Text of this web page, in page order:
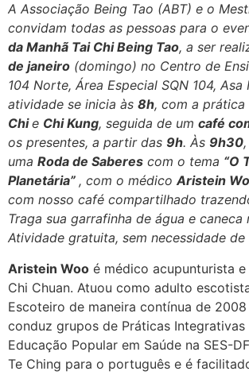
A Associação Being Tao (ABT) e o
convidam todas as pessoas para o
da Manhã Tai Chi Being Tao, a ser
de janeiro (domingo) no Centro de
104 Norte, Área Especial SQN 104, Asa
atividade se inicia às 8h, com a
Chie Chi Kung, seguida de um café
os presentes, a partir das 9h. Às 9h30
uma Roda de Saberes com o tema “O
Planetária” , com o médicoAristein
com nosso café compartilhado
Traga sua garrafinha de água e caneca
Atividade gratuita, sem necessidade
Aristein Woo é médico acupunturista
Chi Chuan. Atuou como adulto
Escoteiro de maneira contínua de
conduz grupos de Práticas Integrativas
Educação Popular em Saúde na SES-
Te Ching para o português e é